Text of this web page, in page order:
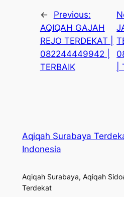
←
Previous:
AQIQAH GAJAH
REJO TERDEKAT |
082244449942 |
TERBAIK
Aqiqah Surabaya
Indonesia
Aqiqah Surabaya, Aqiqah
Terdekat